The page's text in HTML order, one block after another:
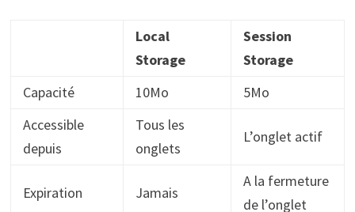
Local
Storage
Session
Storage
Capacité
10Mo
5Mo
Accessible
depuis
Tous les
onglets
L’onglet actif
Expiration Jamais
A la fermeture
de l’onglet